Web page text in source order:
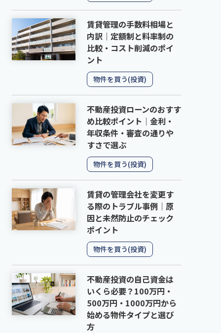
賃貸管理の手数料相場と
内訳｜定額制と料率制の
比較・コスト削減のポイ
ント
物件を買う(投資)
不動産投資ローンのおすす
め比較ポイント｜金利・
年収条件・審査の通りや
すさで選ぶ
物件を買う(投資)
賃貸の管理会社を変更す
る際のトラブル事例｜原
因と未然防止のチェック
ポイント
物件を買う(投資)
不動産投資の自己資金は
いくら必要？100万円・
500万円・1000万円から
始める物件タイプと選び
方